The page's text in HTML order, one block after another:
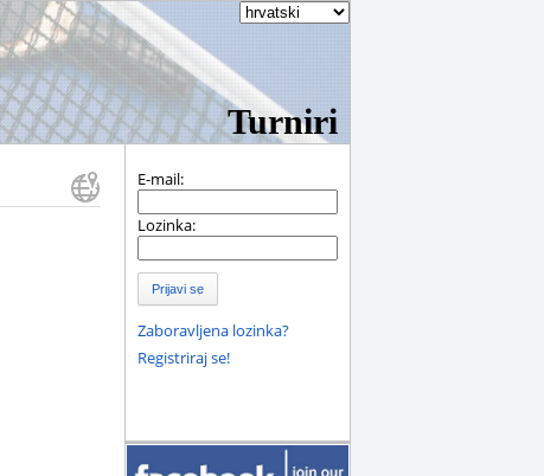
Turniri
E-mail:
Lozinka:
Prijavi se
Zaboravljena lozinka?
Registriraj se!